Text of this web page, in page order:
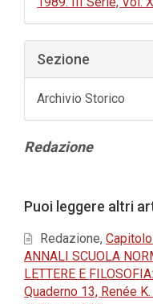
Sezione
Archivio Storico
Contenuto
Redazione
dell'articolo
Puoi leggere altri
Redazione,
ANNALI SCUOLA
LETTERE E
Quaderno 13, Renée